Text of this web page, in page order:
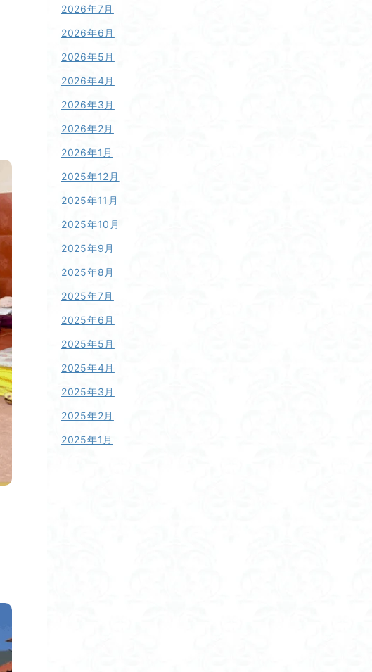
2026年7月
2026年6月
2026年5月
2026年4月
2026年3月
2026年2月
2026年1月
2025年12月
2025年11月
2025年10月
2025年9月
2025年8月
2025年7月
2025年6月
2025年5月
2025年4月
2025年3月
2025年2月
2025年1月